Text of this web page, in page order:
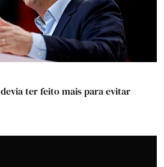
ter feito mais para evitar